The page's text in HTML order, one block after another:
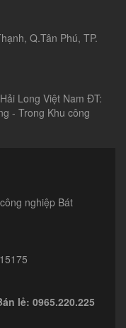
Q.Tân Phú, TP.
Long Việt Nam ĐT:
- Trong Khu công
nghiệp Bát
lẻ: 0965.220.225